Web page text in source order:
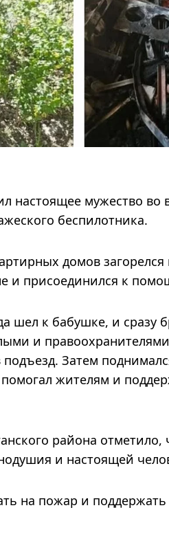
настоящее мужество во
беспилотника.
домов
и присоединился к
шел к бабушке, и сразу
и
подъезд. Затем
жителям и
района
и настоящей
на пожар и